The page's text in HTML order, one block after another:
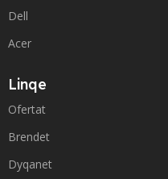
Dell
Acer
Linqe
Ofertat
Brendet
Dyqanet